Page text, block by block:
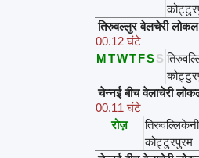
तिरुवल्लुर वेलचेरी लोकल
00.12 घंटे
MTWTFSS
चेन्नई बीच वेलाचेरी
00.11 घंटे
रोज़
तिरुवल्लिकेनी
कोट्टुरपुरम